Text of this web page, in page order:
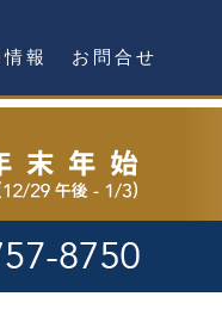
報 お問合せ